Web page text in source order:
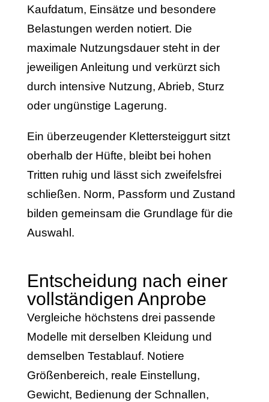
Kaufdatum, Einsätze und besondere
Belastungen werden notiert. Die
maximale Nutzungsdauer steht in der
jeweiligen Anleitung und verkürzt sich
durch intensive Nutzung, Abrieb, Sturz
oder ungünstige Lagerung.
Ein überzeugender Klettersteiggurt sitzt
oberhalb der Hüfte, bleibt bei hohen
Tritten ruhig und lässt sich zweifelsfrei
schließen. Norm, Passform und Zustand
bilden gemeinsam die Grundlage für die
Auswahl.
Entscheidung nach einer
vollständigen Anprobe
Vergleiche höchstens drei passende
Modelle mit derselben Kleidung und
demselben Testablauf. Notiere
Größenbereich, reale Einstellung,
Gewicht, Bedienung der Schnallen,